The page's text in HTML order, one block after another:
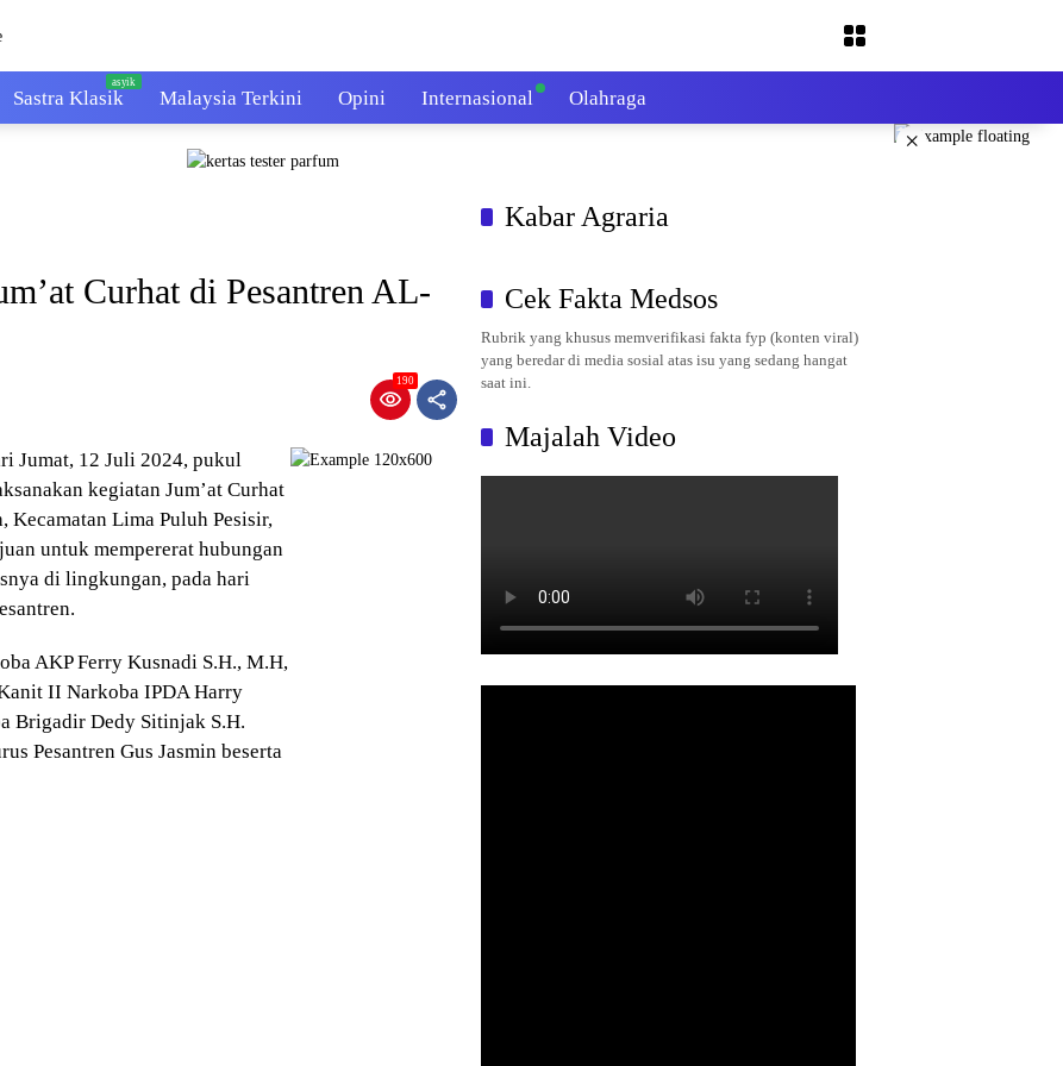
Sastra Klasik Malaysia Terkini Opini Internasional Olahraga
×
Curhat di Pesantren AL-
190
Jumat, 12 Juli 2024, pukul
kegiatan Jum’at Curhat
Lima Puluh Pesisir,
untuk mempererat hubungan
di lingkungan, pada hari
AKP Ferry Kusnadi S.H., M.H,
II Narkoba IPDA Harry
Brigadir Dedy Sitinjak S.H.
Pesantren Gus Jasmin beserta
Kabar Agraria
Cek Fakta Medsos
Rubrik yang khusus memverifikasi fakta fyp (konten viral)
yang beredar di media sosial atas isu yang sedang hangat
saat ini.
Majalah Video